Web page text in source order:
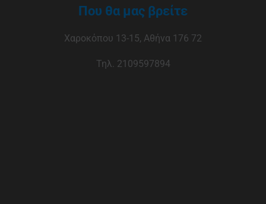
Που θα μας βρείτε
Χαροκόπου 13-15, Αθήνα 176 72
Τηλ. 2109597894